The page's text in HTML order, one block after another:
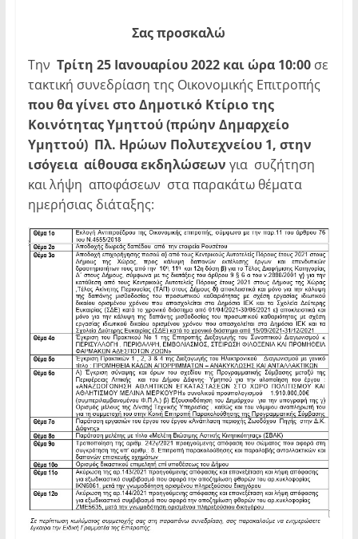
Σαςπροσκαλώ
Την Τρίτη 25 Ιανουαρίου 2022 και ώρα 10:00 σε
τακτική συνεδρίαση της Οικονομικής Επιτροπής
που θα γίνει στο Δημοτικό Κτίριο της
Κοινότητας Υμηττού (πρώην Δημαρχείο
Υμηττού) Πλ. Ηρώων Πολυτεχνείου 1, στην
ισόγεια αίθουσα εκδηλώσεων για συζήτηση
και λήψη αποφάσεων στα παρακάτω θέματα
ημερήσιας διάταξης: